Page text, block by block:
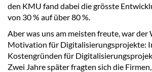
den KMU fand dabei die grösste
von 30 % auf über 80 %.
Aber was uns am meisten freute, war der
Motivation für Digitalisierungsprojekte:
Kostengründen für
Zwei Jahre später fragten sich die